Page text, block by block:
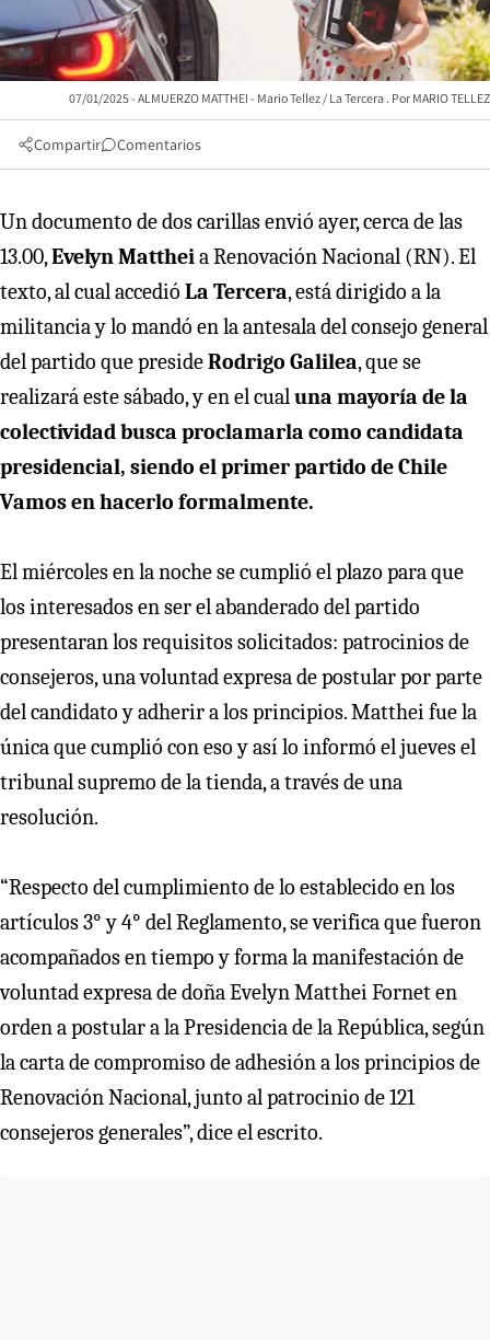
07/01/2025 - ALMUERZO MATTHEI - Mario Tellez / La Tercera MARIO TELLEZ
Compartir Comentarios
Un documento de dos carillas envió ayer, cerca de las
13.00,Evelyn Mattheia Renovación Nacional (RN). El
texto, al cual accedió La Tercera, está dirigido a la
militancia y lo mandó en la antesala del consejo general
del partido que presideRodrigo Galilea, que se
realizará este sábado, y en el cualuna mayoría de la
colectividad busca proclamarla como candidata
presidencial, siendo el primer partido de Chile
Vamos en hacerlo formalmente.
El miércoles en la noche se cumplió el plazo para que
los interesados en ser el abanderado del partido
presentaran los requisitos solicitados: patrocinios de
consejeros, una voluntad expresa de postular por parte
del candidato y adherir a los principios. Matthei fue la
única que cumplió con eso y así lo informó el jueves el
tribunal supremo de la tienda, a través de una
resolución.
“Respecto del cumplimiento de lo establecido en los
artículos 3° y 4° del Reglamento, se verifica que fueron
acompañados en tiempo y forma la manifestación de
voluntad expresa de doña Evelyn Matthei Fornet en
orden a postular a la Presidencia de la República, según
la carta de compromiso de adhesión a los principios de
Renovación Nacional, junto al patrocinio de 121
consejeros generales”, dice el escrito.